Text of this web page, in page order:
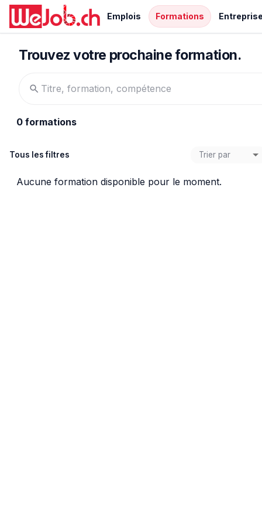
Emplois Formations
Trouvez votre prochaine formation.
0 formations
Tous les filtres Trier par
Aucune formation disponible pour le moment.